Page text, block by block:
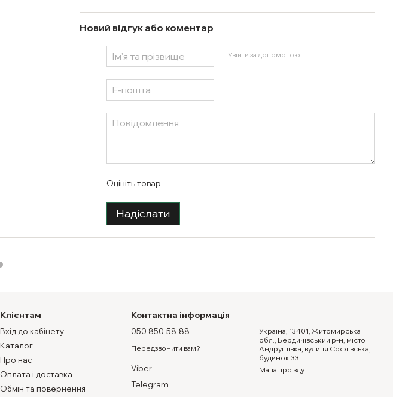
Новий відгук або коментар
Увійти за допомогою
Оцініть товар
Надіслати
Клієнтам
Вхід до кабінету
Каталог
Про нас
Оплата і доставка
Обмін та повернення
Контактна інформація
050 850-58-88
Передзвонити вам?
Viber
Telegram
Україна, 13401, Житомирська
обл., Бердичівський р-н, місто
Андрушівка, вулиця Софіївська,
будинок 33
Мапа проїзду